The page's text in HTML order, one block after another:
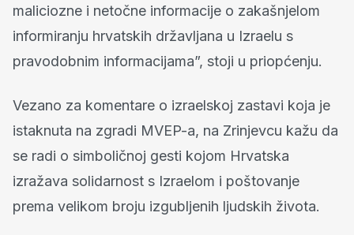
maliciozne i netočne informacije o zakašnjelom
informiranju hrvatskih državljana u Izraelu s
pravodobnim informacijama”, stoji u priopćenju.
Vezano za komentare o izraelskoj zastavi koja je
istaknuta na zgradi MVEP-a, na Zrinjevcu kažu da
se radi o simboličnoj gesti kojom Hrvatska
izražava solidarnost s Izraelom i poštovanje
prema velikom broju izgubljenih ljudskih života.